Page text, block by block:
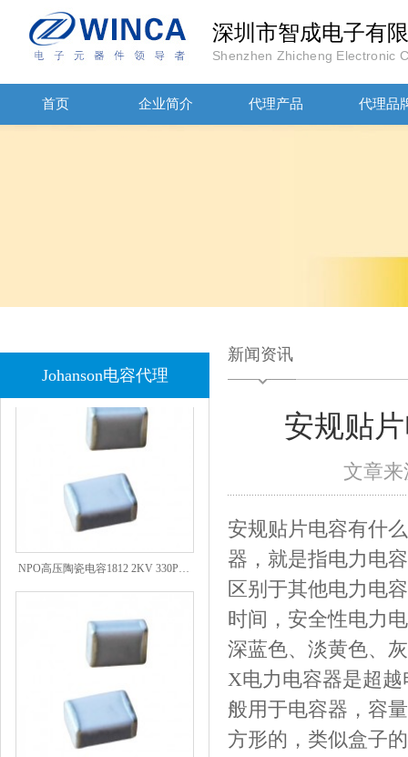
深圳市智成电子有
Shenzhen Zhicheng Electronic
首页 企业简介 代理产品 代理品
Johanson电容代理
JOHANOSN高压贴片电容1206/NPO/1000V/220PF/J档封装
新闻资讯
安规贴
文章
安规贴片电容有什
器，就是指电力电
区别于其他电力电
时间，安全性电力
深蓝色、淡黄色、
X电力电容器是超
般用于电容器，容
方形的，类似盒子